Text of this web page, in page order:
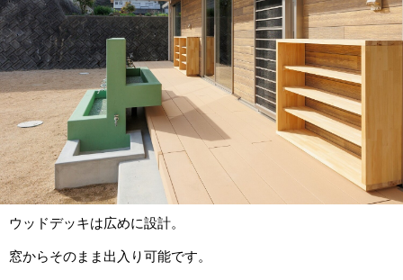
ウッドデッキは広めに設計。
窓からそのまま出入り可能です。